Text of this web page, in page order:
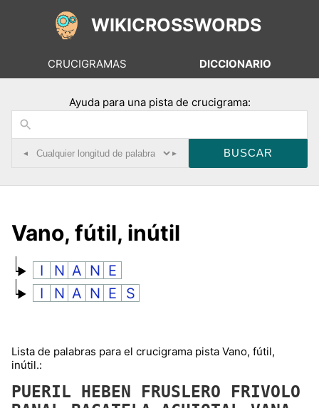
WIKICROSSWORDS
CRUCIGRAMAS DICCIONARIO
Ayuda para una pista de crucigrama:
◂ ▸
Vano, fútil, inútil
I N A N E
I
N A N E S
Lista de palabras para el crucigrama pista Vano, fútil,
inútil.:
PUERIL HEBEN FRUSLERO FRIVOLO